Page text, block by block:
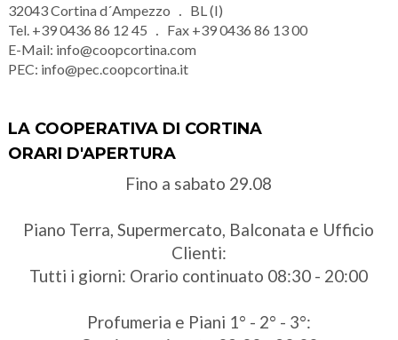
32043Cortina d´Ampezzo
BL (I)
Tel. +39 0436 86 12 45 Fax +39 0436 86 13 00
E-Mail: info@coopcortina.com
PEC: info@pec.coopcortina.it
LA COOPERATIVA DI CORTINA
ORARI D'APERTURA
Fino a sabato 29.08
Piano Terra, Supermercato, Balconata e Ufficio
Clienti:
Tutti i giorni: Orario continuato 08:30 - 20:00
Profumeria e Piani 1° - 2° - 3°: